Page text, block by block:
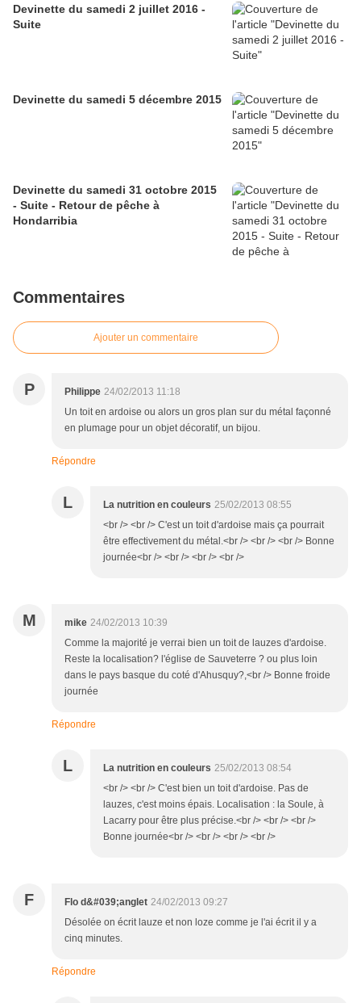
Devinette du samedi 2 juillet 2016 -
Suite
Devinette du samedi 5 décembre 2015
Devinette du samedi 31 octobre 2015
- Suite - Retour de pêche à
Hondarribia
Commentaires
Ajouter un commentaire
P Philippe 24/02/2013 11:18
Un toit en ardoise ou alors un gros plan sur du métal façonné
en plumage pour un objet décoratif, un bijou.
Répondre
L La nutrition en couleurs 25/02/2013 08:55
<br /> <br /> C'est un toit d'ardoise mais ça pourrait
être effectivement du métal.<br /> <br /> <br /> Bonne
journée<br /> <br /> <br /> <br />
M mike 24/02/2013 10:39
Comme la majorité je verrai bien un toit de lauzes d'ardoise.
Reste la localisation? l'église de Sauveterre ? ou plus loin
dans le pays basque du coté d'Ahusquy?,<br /> Bonne froide
journée
Répondre
L La nutrition en couleurs 25/02/2013 08:54
<br /> <br /> C'est bien un toit d'ardoise. Pas de
lauzes, c'est moins épais. Localisation : la Soule, à
Lacarry pour être plus précise.<br /> <br /> <br />
Bonne journée<br /> <br /> <br /> <br />
F Flo d&#039;anglet 24/02/2013 09:27
Désolée on écrit lauze et non loze comme je l'ai écrit il y a
cinq minutes.
Répondre